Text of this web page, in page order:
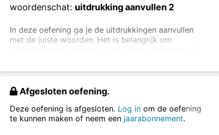
woordenschat: uitdrukking aanvullen 2
In deze oefening ga je de uitdrukkingen aanvullen
met de juiste woorden. Het is belangrijk om
uitdrukking te lerenof je kuntoefeningen maken
invult.
Vul de juiste woorden in.
Afgesloten oefening.
Deze oefening is afgesloten. Log in om de oefening
te kunnen maken of neem een jaarabonnement.